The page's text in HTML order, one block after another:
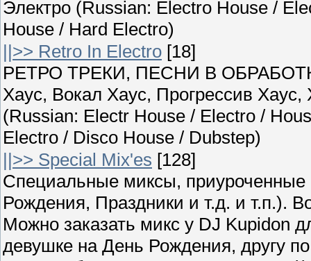
Электро (Russian: Electro House /
House / Hard Electro)
||>> Retro In Electro [18]
РЕТРО ТРЕКИ, ПЕСНИ В
Хаус, Вокал Хаус, Прогрессив
(Russian: Electr House / Electro /
Electro / Disco House / Dubstep)
||>> Special Mix'es [128]
Специальные миксы,
Рождения, Праздники и т.д. и т.п.).
Можно заказать микс у DJ Kupidon
девушке на День Рождения, другу